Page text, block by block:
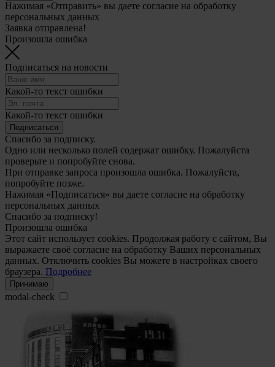
Нажимая «Отправить» вы даете согласие на обработку
персональных данных
Заявка отправлена!
Произошла ошибка
Подписаться на новости
Какой-то текст ошибки
Какой-то текст ошибки
Подписаться
Спасибо за подписку.
Одно или несколько полей содержат ошибку. Пожалуйста
проверьте и попробуйте снова.
При отправке запроса произошла ошибка. Пожалуйста,
попробуйте позже.
Нажимая «Подписаться» вы даете согласие на обработку
персональных данных
Спасибо за подписку!
Произошла ошибка
Этот сайт использует cookies. Продолжая работу с сайтом, Вы
выражаете своё согласие на обработку Ваших персональных
данных. Отключить cookies Вы можете в настройках своего
браузера. Подробнее
Принимаю
modal-check